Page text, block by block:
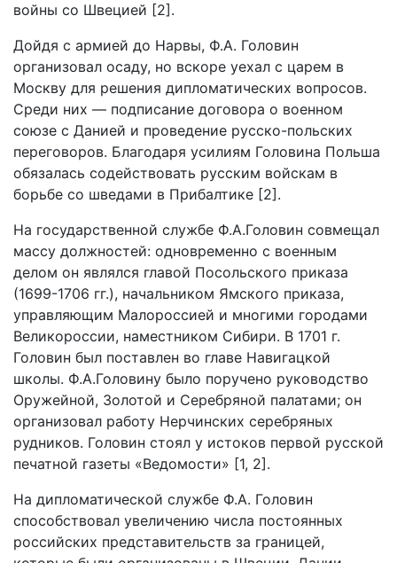
войны со Швецией [2].
Дойдя с армией до Нарвы, Ф.А. Головин
организовал осаду, но вскоре уехал с царем в
Москву для решения дипломатических вопросов.
Среди них — подписание договора о военном
союзе с Данией и проведение русско-польских
переговоров. Благодаря усилиям Головина Польша
обязалась содействовать русским войскам в
борьбе со шведами в Прибалтике [2].
На государственной службе Ф.А.Головин совмещал
массу должностей: одновременно с военным
делом он являлся главой Посольского приказа
(1699-1706 гг.), начальником Ямского приказа,
управляющим Малороссией и многими городами
Великороссии, наместником Сибири. В 1701 г.
Головин был поставлен во главе Навигацкой
школы. Ф.А.Головину было поручено руководство
Оружейной, Золотой и Серебряной палатами; он
организовал работу Нерчинских серебряных
рудников. Головин стоял у истоков первой русской
печатной газеты «Ведомости» [1, 2].
На дипломатической службе Ф.А. Головин
способствовал увеличению числа постоянных
российских представительств за границей,